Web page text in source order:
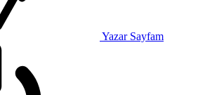
Yazar Sayfam